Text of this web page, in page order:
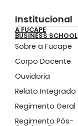
Institucional
A FUCAPE
BUSINESS SCHOOL
Sobre a Fucape
Corpo Docente
Ouvidoria
Relato Integrado
Regimento Geral
Regimento Pós-